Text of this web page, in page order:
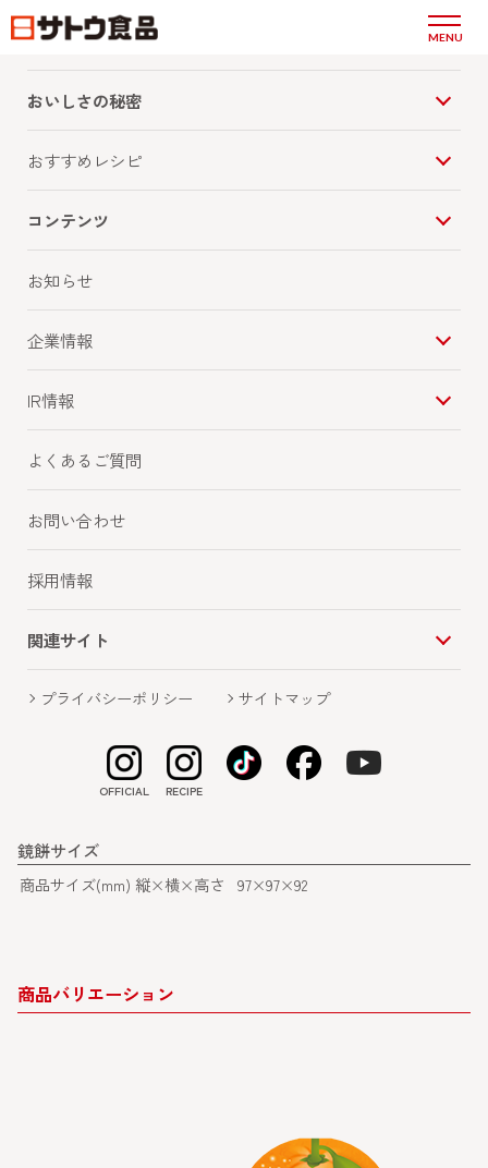
MENU
サトウの福餅入り鏡餅 小飾り 橙付き
橙飾りがついたそのまま飾れるタイプ。らくポイ容器採用。
商品概要
66g(まる餅33g 2個入り)
翌年12月
直射日光・高温・多湿を避けて常温で保存
鏡餅サイズ
商品サイズ(mm) 縦×横×高さ 97×97×92
商品バリエーション
商品情報
おいしさの秘密
おすすめレシピ
コンテンツ
お知らせ
企業情報
IR情報
よくあるご質問
お問い合わせ
採用情報
関連サイト
プライバシーポリシー サイトマップ
OFFICIAL RECIPE